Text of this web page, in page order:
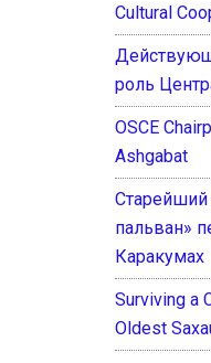
Cultural
роль
OSCE
Ashgabat
Старейший
пальван»
Каракумах
Surviving a
Oldest